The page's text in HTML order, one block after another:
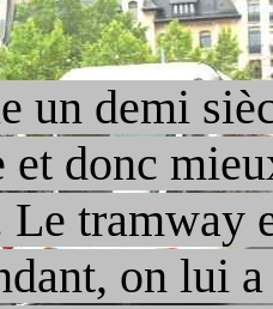
un demi
et donc
Le tramway
on lui